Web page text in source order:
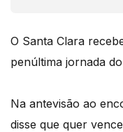
O Santa Clara
penúltima jornada
Na antevisão ao
disse que quer